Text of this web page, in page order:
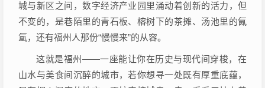
城与新区之间，数字经济产业园里涌动着创新的活力，但
不变的，是巷陌里的青石板、榕树下的茶摊、汤池里的氤
氲，还有福州人那份“慢慢来”的从容。
这就是福州——一座能让你在历史与现代间穿梭，在
山水与美食间沉醉的城市，若你想寻一处既有厚重底蕴，